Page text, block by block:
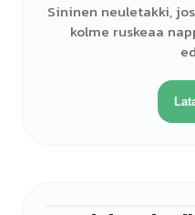
Sininen neuletakki,
kolme ruskeaa